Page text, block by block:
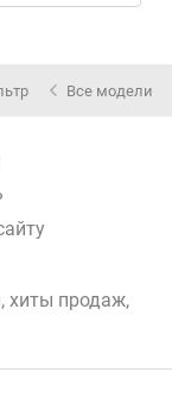
Все модели
хиты продаж,